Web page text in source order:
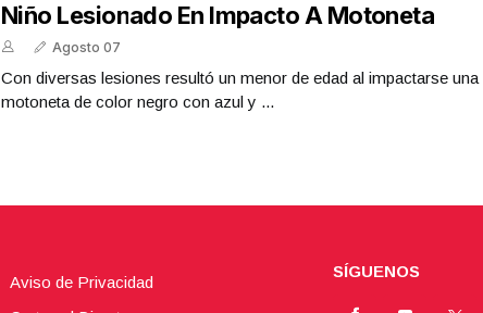
Niño Lesionado En Impacto A Motoneta
Agosto 07
Con diversas lesiones resultó un menor de edad al impactarse una
motoneta de color negro con azul y ...
Aviso de Privacidad
SÍGUENOS